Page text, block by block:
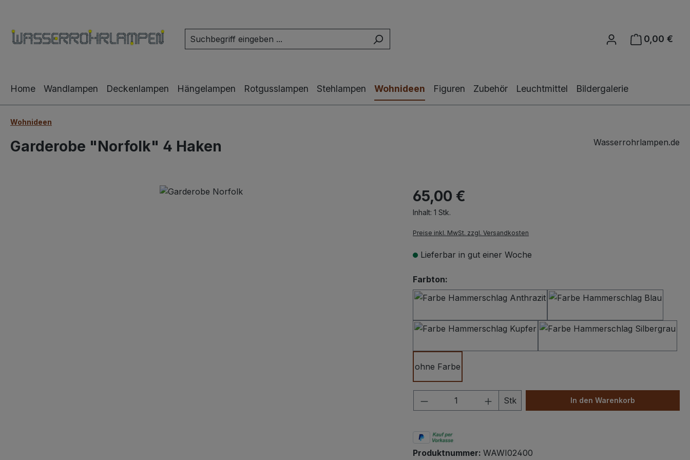
0,00 €
Home Wandlampen Deckenlampen Hängelampen Rotgusslampen Stehlampen Wohnideen Figuren Zubehör Leuchtmittel Bildergalerie
Wohnideen
Garderobe "Norfolk" 4 Haken Wasserrohrlampen.de
65,00 €
Inhalt: 1 Stk.
Preise inkl. MwSt. zzgl. Versandkosten
Lieferbar in gut einer Woche
Farbton:
ohne Farbe
Produkt Anzahl: Gib den gewünschten Wert
Stk In den Warenkorb
Produktnummer: WAWI02400